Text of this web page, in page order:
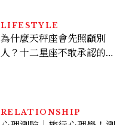
LIFESTYLE
為什麼天秤座會先照顧別
人？十二星座不敢承認的一
RELATIONSHIP